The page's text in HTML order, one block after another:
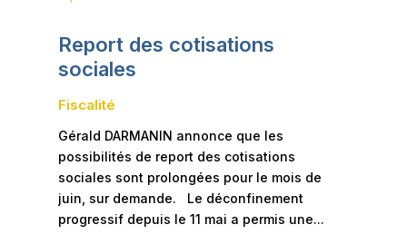
Report des cotisations
sociales
Fiscalité
Gérald DARMANIN annonce que les
possibilités de report des cotisations
sociales sont prolongées pour le mois de
juin, sur demande. Le déconfinement
progressif depuis le 11 mai a permis une...